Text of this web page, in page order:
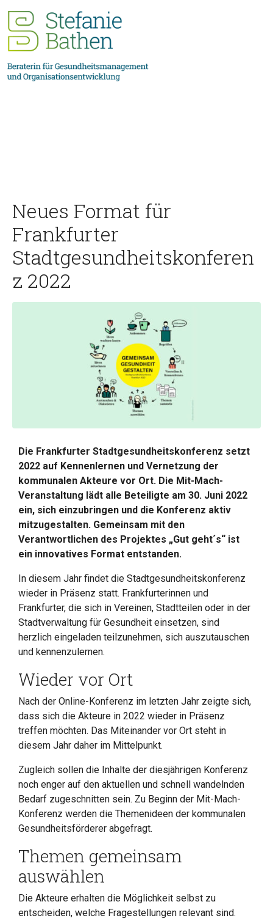
Neues Format für
Frankfurter
Stadtgesundheitskonferen
z 2022
Die Frankfurter Stadtgesundheitskonferenz setzt
2022 auf Kennenlernen und Vernetzung der
kommunalen Akteure vor Ort. Die Mit-Mach-
Veranstaltung lädt alle Beteiligte am 30. Juni 2022
ein, sich einzubringen und die Konferenz aktiv
mitzugestalten. Gemeinsam mit den
Verantwortlichen des Projektes „Gut geht´s“ ist
ein innovatives Format entstanden.
In diesem Jahr findet die Stadtgesundheitskonferenz
wieder in Präsenz statt. Frankfurterinnen und
Frankfurter, die sich in Vereinen, Stadtteilen oder in der
Stadtverwaltung für Gesundheit einsetzen, sind
herzlich eingeladen teilzunehmen, sich auszutauschen
und kennenzulernen.
Wieder vor Ort
Nach der Online-Konferenz im letzten Jahr zeigte sich,
dass sich die Akteure in 2022 wieder in Präsenz
treffen möchten. Das Miteinander vor Ort steht in
diesem Jahr daher im Mittelpunkt.
Zugleich sollen die Inhalte der diesjährigen Konferenz
noch enger auf den aktuellen und schnell wandelnden
Bedarf zugeschnitten sein. Zu Beginn der Mit-Mach-
Konferenz werden die Themenideen der kommunalen
Gesundheitsförderer abgefragt.
Themen gemeinsam
auswählen
Die Akteure erhalten die Möglichkeit selbst zu
entscheiden, welche Fragestellungen relevant sind.